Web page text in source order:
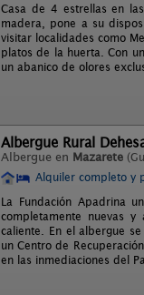
Casa de 4 estrellas en
madera, pone a su
visitar localidades como
platos de la huerta. Con
un abanico de olores
Albergue Rural
Albergue en Mazarete
Alquiler completo y
La Fundación Apadrina
completamente nuevas
caliente. En el albergue
un Centro de
en las inmediaciones del